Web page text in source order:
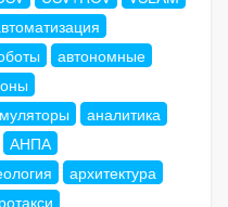
автономные
аналитика
АНПА
архитектура